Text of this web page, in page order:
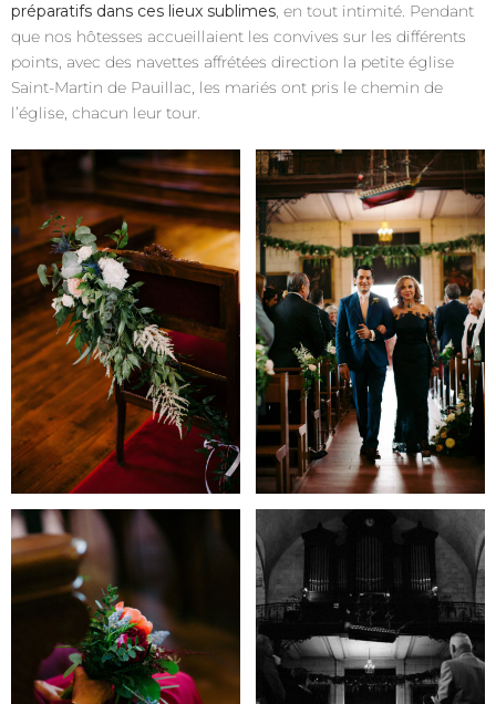
préparatifs dans ces lieux sublimes, en tout intimité. Pendant
que nos hôtesses accueillaient les convives sur les différents
points, avec des navettes affrétées direction la petite église
Saint-Martin de Pauillac, les mariés ont pris le chemin de
l’église, chacun leur tour.